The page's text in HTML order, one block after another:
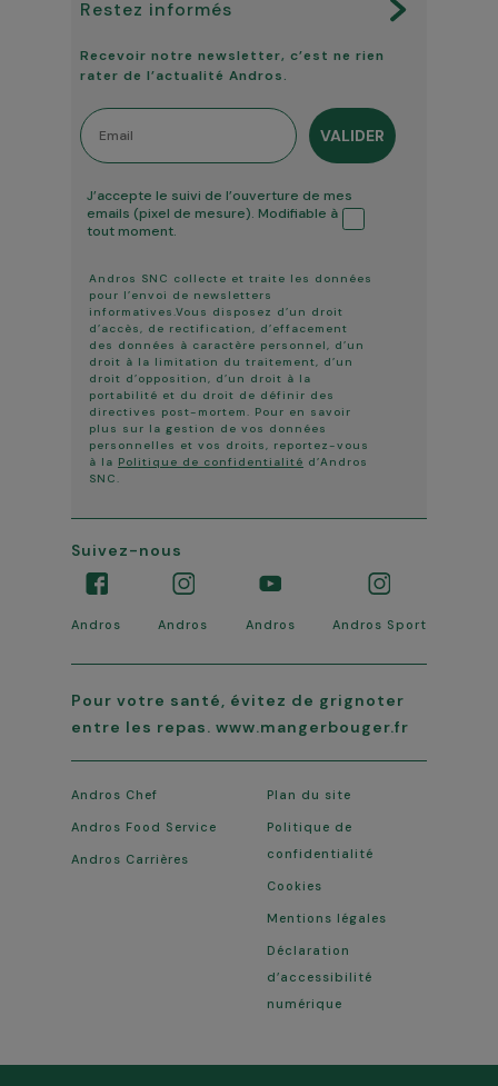
Restez informés
Recevoir notre newsletter, c’est ne rien
rater de l’actualité Andros.
Email
VALIDER
Tracking ouverture
J’accepte le suivi de l’ouverture de mes
emails (pixel de mesure). Modifiable à
tout moment.
Andros SNC collecte et traite les données
pour l’envoi de newsletters
informatives.Vous disposez d’un droit
d’accès, de rectification, d’effacement
des données à caractère personnel, d’un
droit à la limitation du traitement, d’un
droit d’opposition, d’un droit à la
portabilité et du droit de définir des
directives post-mortem. Pour en savoir
plus sur la gestion de vos données
personnelles et vos droits, reportez-vous
à la Politique de confidentialité d’Andros
SNC.
Plan du site
Politique de
confidentialité
Cookies
Mentions légales
Déclaration
d’accessibilité
numérique
Andros Chef
Andros Food Service
Andros Carrières
Suivez-nous
Andros Andros Andros Andros Sport
Pour votre santé, évitez de grignoter
entre les repas. www.mangerbouger.fr